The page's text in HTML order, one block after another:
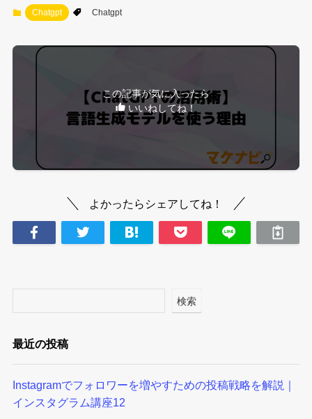
Chatgpt Chatgpt
この記事が気に入ったら
いいねしてね！
よかったらシェアしてね！
検索
最近の投稿
Instagramでフォロワーを増やすための投稿戦略を解説｜
インスタグラム講座12